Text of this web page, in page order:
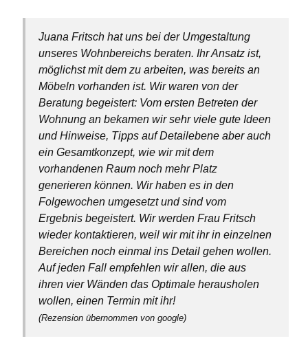
Juana Fritsch hat uns bei der Umgestaltung
unseres Wohnbereichs beraten. Ihr Ansatz ist,
möglichst mit dem zu arbeiten, was bereits an
Möbeln vorhanden ist. Wir waren von der
Beratung begeistert: Vom ersten Betreten der
Wohnung an bekamen wir sehr viele gute Ideen
und Hinweise, Tipps auf Detailebene aber auch
ein Gesamtkonzept, wie wir mit dem
vorhandenen Raum noch mehr Platz
generieren können. Wir haben es in den
Folgewochen umgesetzt und sind vom
Ergebnis begeistert. Wir werden Frau Fritsch
wieder kontaktieren, weil wir mit ihr in einzelnen
Bereichen noch einmal ins Detail gehen wollen.
Auf jeden Fall empfehlen wir allen, die aus
ihren vier Wänden das Optimale herausholen
wollen, einen Termin mit ihr!
(Rezension übernommen von google)